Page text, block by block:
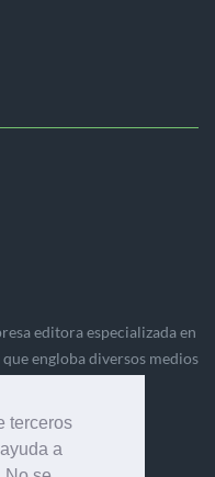
terceros
a
editora especializada en
engloba diversos medios